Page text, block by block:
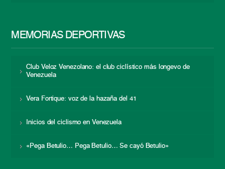
MEMORIAS DEPORTIVAS
Club Veloz Venezolano: el club ciclístico más longevo de
Venezuela
Vera Fortique: voz de la hazaña del 41
Inicios del ciclismo en Venezuela
«Pega Betulio… Pega Betulio… Se cayó Betulio»